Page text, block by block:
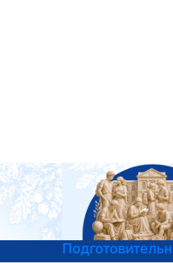
к ЕГЭ